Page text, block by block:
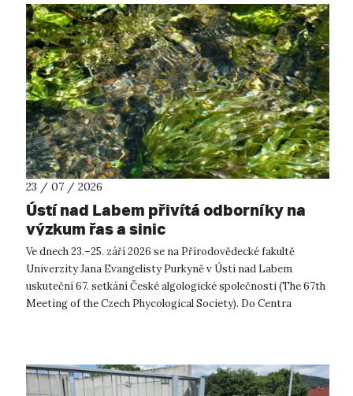
23 / 07 / 2026
Ústí nad Labem přivítá odborníky na
výzkum řas a sinic
Ve dnech 23.–25. září 2026 se na Přírodovědecké fakultě
Univerzity Jana Evangelisty Purkyně v Ústí nad Labem
uskuteční 67. setkání České algologické společnosti (The 67th
Meeting of the Czech Phycological Society). Do Centra